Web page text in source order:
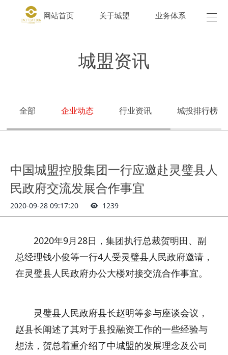
网站首页 关于城盟 业务体系 城
城盟资讯
全部 企业动态 行业资讯 城投排行榜
中国城盟控股集团一行应邀赴灵璧县人
民政府交流发展合作事宜
2020-09-28 09:17:20 1239
2020年9月28日，集团执行总裁贺明田、副
总经理钱小俊等一行4人受灵璧县人民政府邀请，
在灵璧县人民政府办公大楼对接交流合作事宜。
灵璧县人民政府县长赵明等参与座谈会议，
赵县长阐述了其对于县投融资工作的一些经验与
想法，贺总着重介绍了中城盟的发展理念及公司